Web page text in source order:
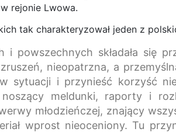
rejonie Lwowa.
tak charakteryzował jeden z
i powszechnych składała się
nieopatrzna, a
sytuacji i przynieść korzyść
noszący meldunki, raporty i
młodzieńczej, znający
wprost nieoceniony. Tu